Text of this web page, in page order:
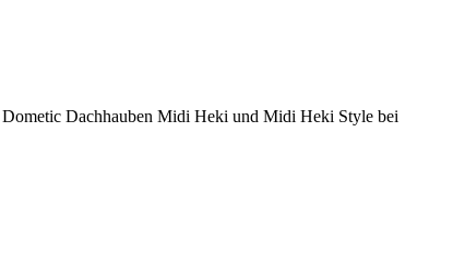
Dachhauben Midi Heki und Midi Heki Style bei